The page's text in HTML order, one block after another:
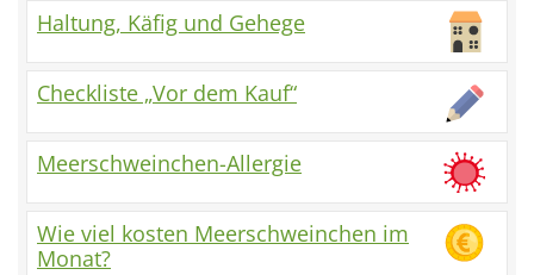
Haltung, Käfig und Gehege
Checkliste „Vor dem Kauf“
Meerschweinchen-Allergie
Wie viel kosten Meerschweinchen im
Monat?